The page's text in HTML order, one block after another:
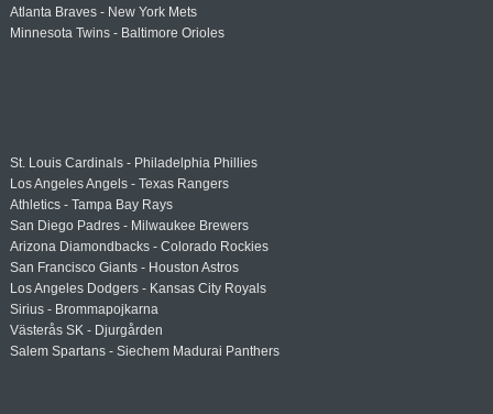
Atlanta Braves - New York Mets
Minnesota Twins - Baltimore Orioles
St. Louis Cardinals - Philadelphia Phillies
Los Angeles Angels - Texas Rangers
Athletics - Tampa Bay Rays
San Diego Padres - Milwaukee Brewers
Arizona Diamondbacks - Colorado Rockies
San Francisco Giants - Houston Astros
Los Angeles Dodgers - Kansas City Royals
Sirius - Brommapojkarna
Västerås SK - Djurgården
Salem Spartans - Siechem Madurai Panthers